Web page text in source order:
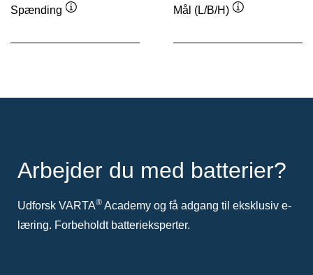
Spænding
Mål (L/B/H)
Arbejder du med batterier?
Udforsk VARTA® Academy og få adgang til eksklusiv e-
læring. Forbeholdt batterieksperter.